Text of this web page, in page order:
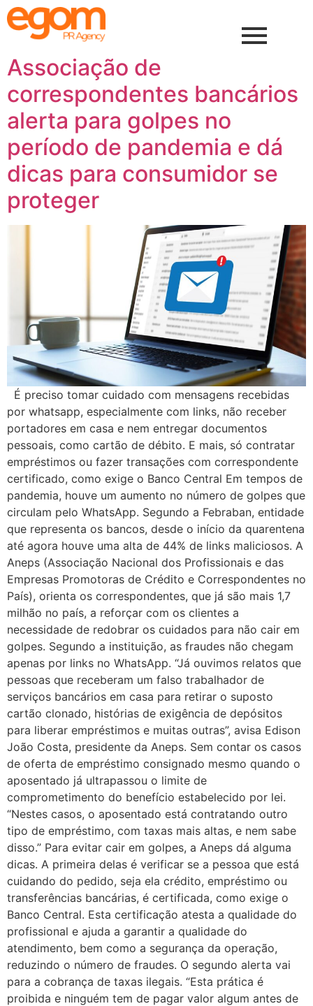
Associação de
correspondentes bancários
alerta para golpes no
período de pandemia e dá
dicas para consumidor se
proteger
É preciso tomar cuidado com mensagens recebidas
por whatsapp, especialmente com links, não receber
portadores em casa e nem entregar documentos
pessoais, como cartão de débito. E mais, só contratar
empréstimos ou fazer transações com correspondente
certificado, como exige o Banco Central Em tempos de
pandemia, houve um aumento no número de golpes que
circulam pelo WhatsApp. Segundo a Febraban, entidade
que representa os bancos, desde o início da quarentena
até agora houve uma alta de 44% de links maliciosos. A
Aneps (Associação Nacional dos Profissionais e das
Empresas Promotoras de Crédito e Correspondentes no
País), orienta os correspondentes, que já são mais 1,7
milhão no país, a reforçar com os clientes a
necessidade de redobrar os cuidados para não cair em
golpes. Segundo a instituição, as fraudes não chegam
apenas por links no WhatsApp. “Já ouvimos relatos que
pessoas que receberam um falso trabalhador de
serviços bancários em casa para retirar o suposto
cartão clonado, histórias de exigência de depósitos
para liberar empréstimos e muitas outras”, avisa Edison
João Costa, presidente da Aneps. Sem contar os casos
de oferta de empréstimo consignado mesmo quando o
aposentado já ultrapassou o limite de
comprometimento do benefício estabelecido por lei.
“Nestes casos, o aposentado está contratando outro
tipo de empréstimo, com taxas mais altas, e nem sabe
disso.” Para evitar cair em golpes, a Aneps dá alguma
dicas. A primeira delas é verificar se a pessoa que está
cuidando do pedido, seja ela crédito, empréstimo ou
transferências bancárias, é certificada, como exige o
Banco Central. Esta certificação atesta a qualidade do
profissional e ajuda a garantir a qualidade do
atendimento, bem como a segurança da operação,
reduzindo o número de fraudes. O segundo alerta vai
para a cobrança de taxas ilegais. “Esta prática é
proibida e ninguém tem de pagar valor algum antes de